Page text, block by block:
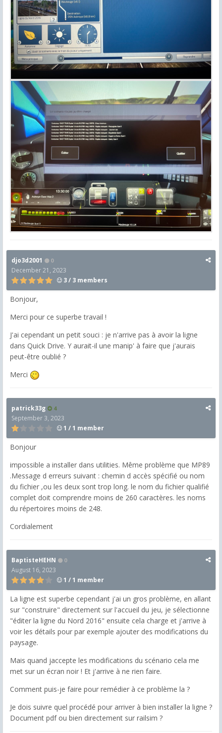
djo3d2001 0
December 21, 2023
3 / 3 members
Bonjour,
Merci pour ce superbe travail !
J'ai cependant un petit souci : je n'arrive pas à avoir la ligne
dans Quick Drive. Y aurait-il une manip' à faire que j'aurais
peut-être oublié ?
Merci
patrick33g 4
September 3, 2023
1 / 1 member
Bonjour
impossible a installer dans utilities. Même problème que MP89
.Message d erreurs suivant : chemin d accès spécifié ou nom
du fichier ,ou les deux sont trop long. le nom du fichier qualifié
complet doit comprendre moins de 260 caractères. les noms
du répertoires moins de 248.
Cordialement
BaptisteHEHN 0
August 16, 2023
1 / 1 member
La ligne est superbe cependant j'ai un gros problème, en allant
sur "construire" directement sur l'accueil du jeu, je sélectionne
"éditer la ligne du Nord 2016" ensuite cela charge et j'arrive à
voir les détails pour par exemple ajouter des modifications du
paysage.
Mais quand jaccepte les modifications du scénario cela me
met sur un écran noir ! Et j'arrive à ne rien faire.
Comment puis-je faire pour remédier à ce problème la ?
Je dois suivre quel procédé pour arriver à bien installer la ligne ?
Document pdf ou bien directement sur railsim ?